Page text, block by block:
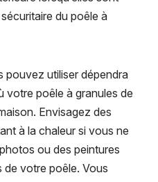
du poêle à
pouvez utiliser dépendra
votre poêle à granules de
Envisagez des
à la chaleur si vous ne
ou des peintures
de votre poêle. Vous